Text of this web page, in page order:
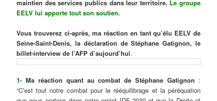
maintien des services publics dans leur territoire. Le groupe
EELV lui apporte tout son soutien.
Vous trouverez ci-après, ma réaction en tant qu’élu EELV de
Seine-Saint-Denis, la déclaration de Stéphane Gatignon, le
billet-interview de l’AFP d’aujourd’hui.
1- Ma réaction quant au combat de Stéphane Gatignon :
“C’est tout notre combat pour le rééquilibrage et la péréquation